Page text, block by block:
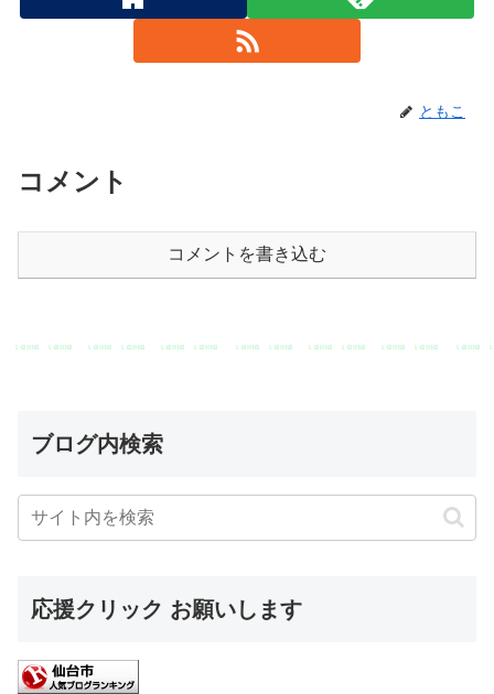
ともこ
コメント
コメントを書き込む
ブログ内検索
応援クリック お願いします